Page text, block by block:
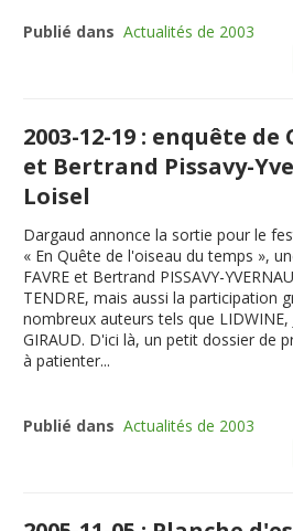
Publié dans Actualités de 2003
2003-12-19 : enquête
et Bertrand Pissavy-
Loisel
Dargaud annonce la sortie pour le
« En Quête de l'oiseau du temps »,
FAVRE et Bertrand PISSAVY-
TENDRE, mais aussi la participation
nombreux auteurs tels que LIDWINE,
GIRAUD. D'ici là, un petit dossier de
à patienter...
Publié dans Actualités de 2003